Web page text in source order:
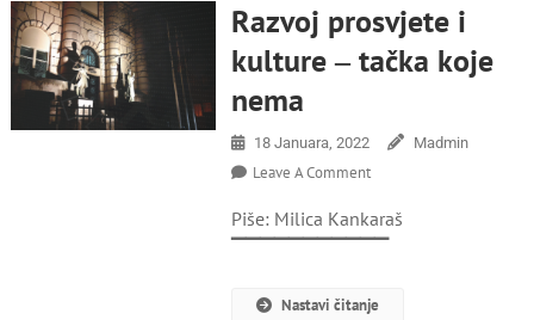
Razvoj prosvjete i
kulture ‒ tačka koje
nema
18 Januara, 2022 Madmin
Leave A CommentOn
Prosvjete
I
Tačka
Piše: Milica Kankaraš
Nastavi čitanje